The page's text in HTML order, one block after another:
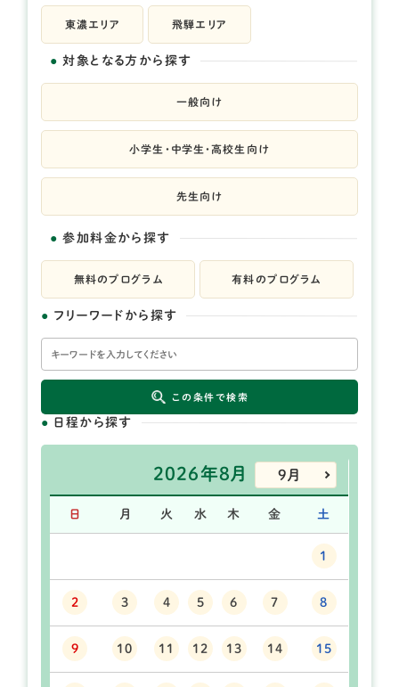
東濃エリア 飛騨エリア
対象となる方から探す
一般向け
小学生・中学生・高校生向け
先生向け
参加料金から探す
無料のプログラム 有料のプログラム
フリーワードから探す
この条件で検索
日程から探す
2026年8月 9月
日 月 火 水 木 金 土
1
2 3 4 5 6 7 8
9 10 11 12 13 14 15